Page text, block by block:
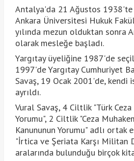
Antalya'da 21 Ağustos 1938'te
Ankara Üniversitesi Hukuk
yılında mezun olduktan sonra
olarak mesleğe başladı.
Yargıtay üyeliğine 1987'de
1997'de Yargıtay Cumhuriyet
Savaş, 19 Ocak 2001'de, kendi
ayrıldı.
Vural Savaş, 4 Ciltlik "Türk Ceza
Yorumu", 2 Ciltlik "Ceza
Kanununun Yorumu" adlı ortak
"İrtica ve Şeriata Karşı Militan
aralarında bulunduğu birçok